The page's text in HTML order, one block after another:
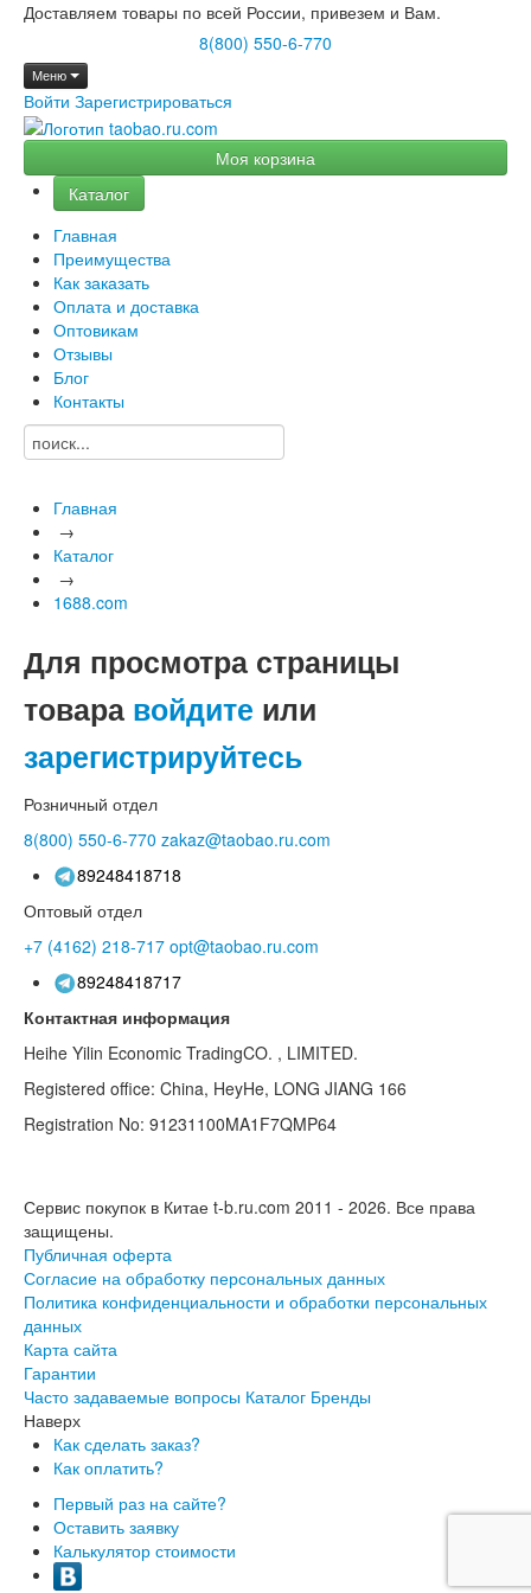
Доставляем товары по всей России, привезем и Вам.
8(800) 550-6-770
Меню
Войти Зарегистрироваться
Моя корзина
Каталог
Главная
Преимущества
Как заказать
Оплата и доставка
Оптовикам
Отзывы
Блог
Контакты
Главная
→
Каталог
→
1688.com
Для просмотра страницы
товара войдите или
зарегистрируйтесь
Розничный отдел
8(800) 550-6-770 zakaz@taobao.ru.com
89248418718
Оптовый отдел
+7 (4162) 218-717 opt@taobao.ru.com
89248418717
Контактная информация
Heihe Yilin Economic TradingCO. , LIMITED.
Registered office: China, HeyHe, LONG JIANG 166
Registration No: 91231100MA1F7QMP64
Сервис покупок в Китае t-b.ru.com 2011 - 2026. Все права
защищены.
Публичная оферта
Согласие на обработку персональных данных
Политика конфиденциальности и обработки персональных
данных
Карта сайта
Гарантии
Часто задаваемые вопросы Каталог Бренды
Наверх
Как сделать заказ?
Как оплатить?
Первый раз на сайте?
Оставить заявку
Калькулятор стоимости